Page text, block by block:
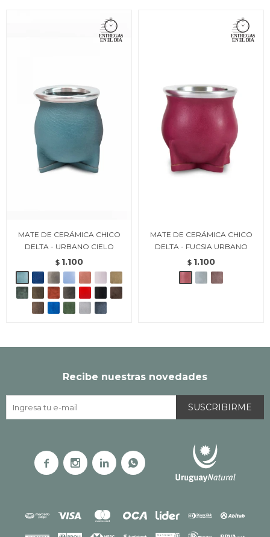
MATE DE CERÁMICA CHICO
DELTA - URBANO CIELO
$ 1.100
MATE DE CERÁMICA CHICO
DELTA - FUCSIA URBANO
$ 1.100
Recibe nuestras novedades
SUSCRIBIRME
   